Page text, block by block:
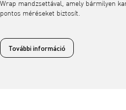
Wrap mandzsettával, amely bármilyen
pontos méréseket biztosít.
További információ